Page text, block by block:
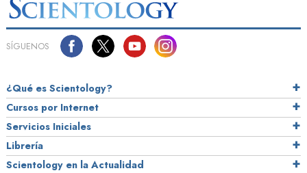
SÍGUENOS
¿Qué es Scientology?
Cursos por Internet
Servicios Iniciales
Librería
Scientology en la Actualidad